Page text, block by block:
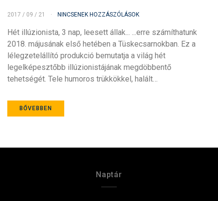
2017 / 09 / 21 NINCSENEK HOZZÁSZÓLÁSOK
Hét illúzionista, 3 nap, leesett állak... ...erre számíthatunk
2018. májusának első hetében a Tüskecsarnokban. Ez a
lélegzetelállító produkció bemutatja a világ hét
legelképesztőbb illúzionistájának megdöbbentő
tehetségét. Tele humoros trükkökkel, halált…
BŐVEBBEN
Naptár